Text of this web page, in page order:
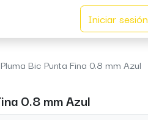
Iniciar sesión
Pluma Bic Punta Fina 0.8 mm Azul
0.8 mm Azul